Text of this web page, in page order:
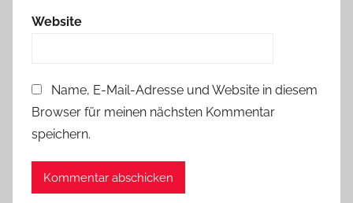
Website
Name, E-Mail-Adresse und Website in diesem
Browser für meinen nächsten Kommentar
speichern.